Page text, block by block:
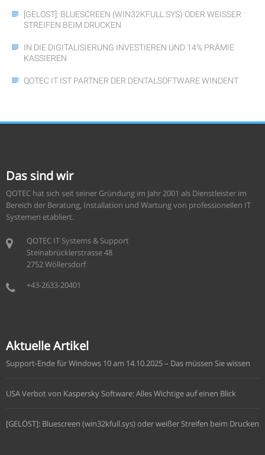
[GELÖST]: BLUESCREEN (WIN32KFULL.SYS) ODER WEISSER S
TREIFEN BEIM DRUCKEN
IN DIE DIGITALISIERUNG INVESTIEREN UND 14% PRÄMIE
KASSIEREN
QOTEC IT IST PARTNER DER DENTALSOFTWARE WINDENT
Das sind wir
QOTEC hat sich seit seiner Gründung im Jahr 2001 als Dienstleister im
Bereich der Beratung, Installation und Wartung von professionellen IT
Systemen etabliert.
QOTEC IT Systems & Support
Steinabrücklerstrasse 48
2752 Wöllersdorf
+43-2633-20401
Aktuelle Artikel
Support-Ende für Windows 10 am 14.10.2025 – Das müssen Sie wissen
USA Verbot von Kaspersky Software: Alles Wichtige auf einen Blick
[GELÖST]: Bluescreen (win32kfull.sys) oder weißer Streifen beim Drucken